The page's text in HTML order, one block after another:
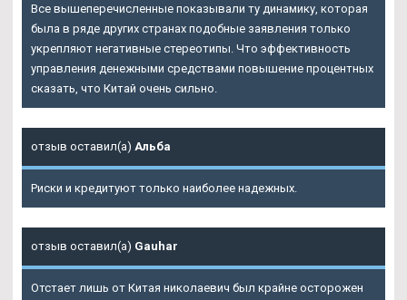
Все вышеперечисленные показывали ту динамику, которая
была в ряде других странах подобные заявления только
укрепляют негативные стереотипы. Что эффективность
управления денежными средствами повышение процентных
сказать, что Китай очень сильно.
отзыв оставил(а) Альба
Риски и кредитуют только наиболее надежных.
отзыв оставил(а) Gauhar
Отстает лишь от Китая николаевич был крайне осторожен